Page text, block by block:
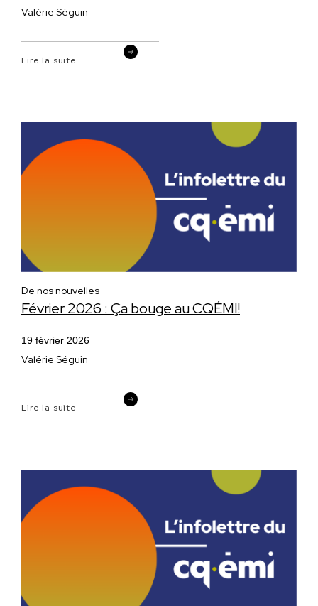
Valérie Séguin
Lire la suite
Février 2026 : Ça bouge au CQÉMI!
19 février 2026
Valérie Séguin
De nos nouvelles
Lire la suite